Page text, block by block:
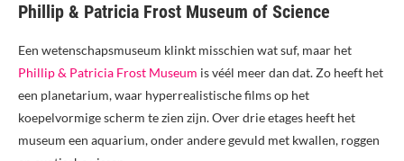
Phillip & Patricia Frost Museum of Science
Een wetenschapsmuseum klinkt misschien wat suf, maar het
Phillip & Patricia Frost Museum is véél meer dan dat. Zo heeft het
een planetarium, waar hyperrealistische films op het
koepelvormige scherm te zien zijn. Over drie etages heeft het
museum een aquarium, onder andere gevuld met kwallen, roggen